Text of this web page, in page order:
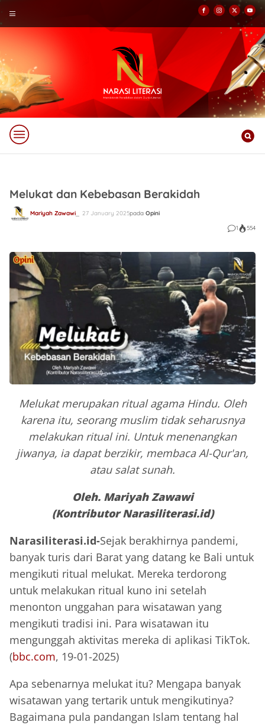
Melukat dan Kebebasan Berakidah
Mariyah Zawawi 27 January 2025pada Opini
1
554
Melukat merupakan ritual agama Hindu. Oleh
karena itu, seorang muslim tidak seharusnya
melakukan ritual ini. Untuk menenangkan
jiwanya, ia dapat berzikir, membaca Al-Qur'an,
atau salat sunah.
Oleh. Mariyah Zawawi
(Kontributor Narasiliterasi.id)
Narasiliterasi.id-Sejak berakhirnya pandemi,
banyak turis dari Barat yang datang ke Bali untuk
mengikuti ritual melukat. Mereka terdorong
untuk melakukan ritual kuno ini setelah
menonton unggahan para wisatawan yang
mengikuti tradisi ini. Para wisatawan itu
mengunggah aktivitas mereka di aplikasi TikTok.
(bbc.com, 19-01-2025)
Apa sebenarnya melukat itu? Mengapa banyak
wisatawan yang tertarik untuk mengikutinya?
Bagaimana pula pandangan Islam tentang hal